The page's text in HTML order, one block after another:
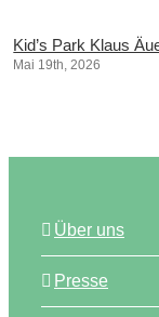
Kid’s Park Klaus
Mai 19th, 2026
Über uns
Presse